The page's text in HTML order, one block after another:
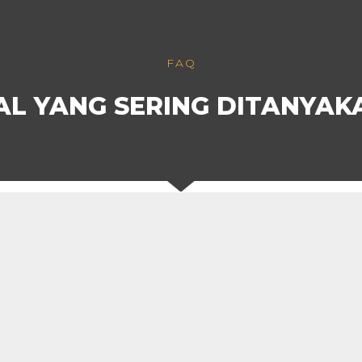
FAQ
YANG SERING